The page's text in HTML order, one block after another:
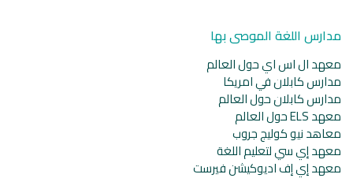
مدارس اللغة الموصى بها
معهد ال اس اي حول العالم
مدارس كابلان في امريكا
مدارس كابلان حول العالم
معهد ELS حول العالم
معاهد نيو كوليج جروب
معهد إي سي لتعليم اللغة
معهد إي إف اديوكيشن فيرست